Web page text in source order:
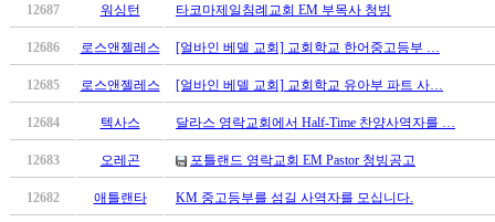
야
우
비
아
탑-
릴
12687 워싱턴 타코마제일침례교회 EM 부목사 청빙
12686 로스앤젤레스 [얼바인 베델 교회] 교회학교 한어중고등부 …
12685 로스앤젤레스 [얼바인 베델 교회] 교회학교 유아부 파트 사…
12684 텍사스 달라스 영락교회에서 Half-Time 찬양사역자를 …
12683 오레곤 포틀랜드 영락교회 EM Pastor 청빙공고
12682 애틀랜타 KM 중고등부를 섬길 사역자를 모십니다.